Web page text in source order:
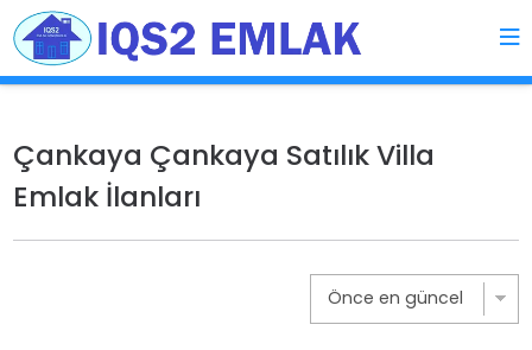
Çankaya Çankaya Satılık Villa
Emlak İlanları